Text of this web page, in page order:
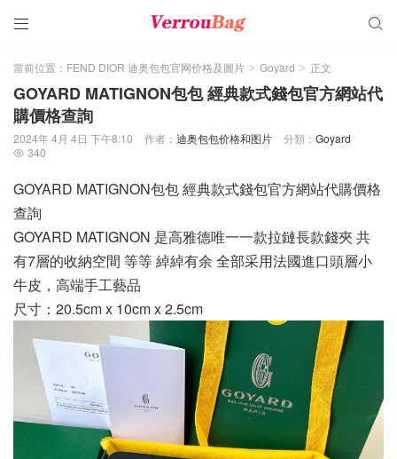
 
當前位置： FEND DIOR 迪奥包包官网价格及圖片 > Goyard > 正文
GOYARD MATIGNON包包 經典款式錢包官方網站代
購價格查詢
2024年 4月 4日 下午8:10 作者： 迪奥包包价格和图片 分類： Goyard
 340
GOYARD MATIGNON包包 經典款式錢包官方網站代購價格
查詢
GOYARD MATIGNON 是高雅德唯一一款拉鏈長款錢夾 共
有7層的收納空間 等等 綽綽有余 全部采用法國進口頭層小
牛皮，高端手工藝品
尺寸：20.5cm x 10cm x 2.5cm